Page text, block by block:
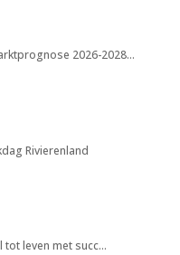
2026-2028…
Rivierenland
tot leven met succ…